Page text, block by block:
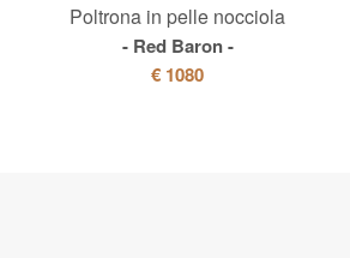
Poltrona in pelle nocciola
Red Baron
€ 1080